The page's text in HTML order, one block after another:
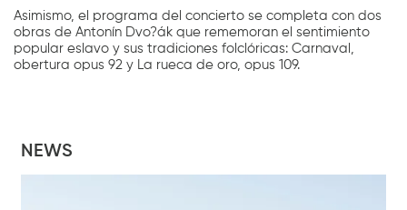
Asimismo, el programa del concierto se completa con dos
obras de Antonín Dvo?ák que rememoran el sentimiento
popular eslavo y sus tradiciones folclóricas: Carnaval,
obertura opus 92 y La rueca de oro, opus 109.
NEWS